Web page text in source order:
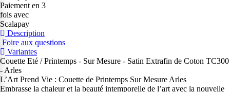
Paiement en 3
fois avec
Scalapay
Description
Foire aux questions
Variantes
Couette Eté / Printemps - Sur Mesure - Satin Extrafin de Coton TC300
- Arles
L’Art Prend Vie : Couette de Printemps Sur Mesure Arles
Embrasse la chaleur et la beauté intemporelle de l’art avec la nouvelle